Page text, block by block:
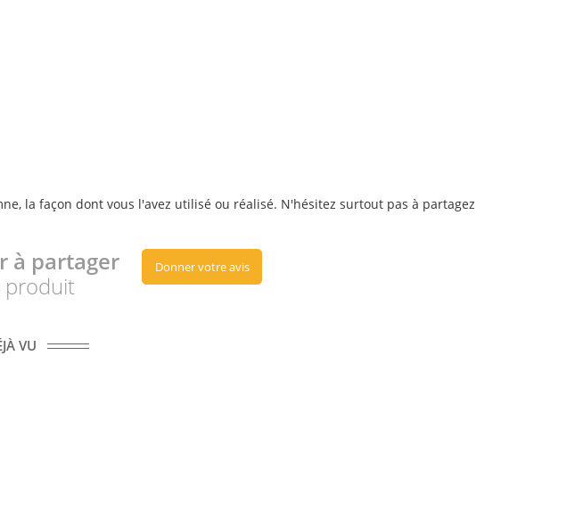
la façon dont vous l'avez utilisé ou réalisé. N'hésitez surtout pas à partagez
à partager
produit
Donner votre avis
VU